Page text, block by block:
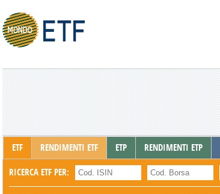
ETF RENDIMENTI ETF ETP RENDIMENTI ETP
RICERCA ETF PER: